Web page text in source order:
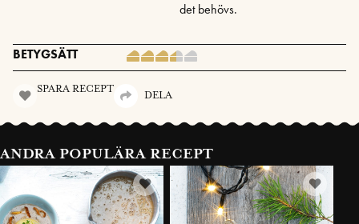
det behövs.
BETYGSÄTT
SPARA RECEPT
DELA
ANDRA POPULÄRA RECEPT